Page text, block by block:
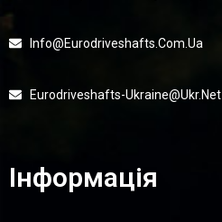
Info@eurodriveshafts.com.ua
Eurodriveshafts-Ukraine@ukr.net
Інформація